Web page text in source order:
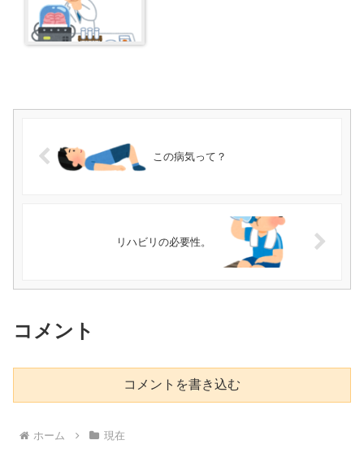
この病気って？
リハビリの必要性。
コメント
コメントを書き込む
ホーム 現在